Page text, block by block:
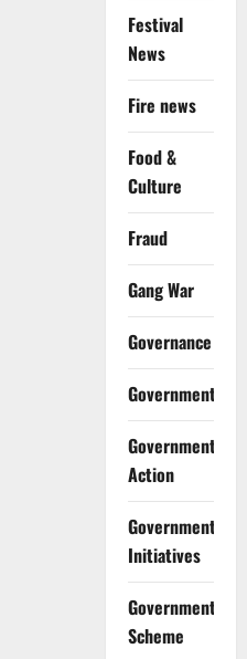
Festival
News
Fire news
Food &
Culture
Fraud
Gang War
Governance
Government
Government
Action
Government
Initiatives
Government
Scheme